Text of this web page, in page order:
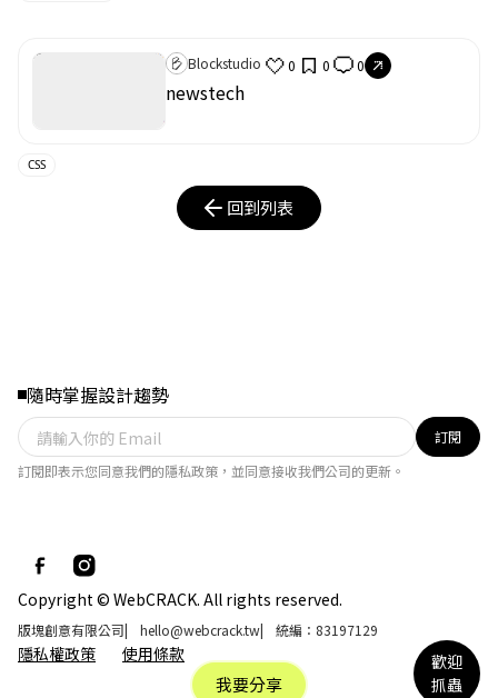
我要分享
歡迎
抓蟲
Blockstudio
newstech
0 0 0
CSS
回到列表
隨時掌握設計趨勢
訂閱
訂閱即表示您同意我們的隱私政策，並同意接收我們公司的更新。
Copyright © WebCRACK. All rights reserved.
版塊創意有限公司| hello@webcrack.tw| 統編：83197129
隱私權政策 使用條款